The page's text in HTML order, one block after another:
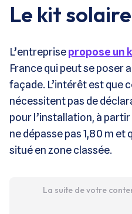
Le kit
L’entreprisepropose un
France qui peut se poser
façade. L’intérêt est que
nécessitent pas de
pour l’installation, à
ne dépasse pas 1,80 m et
situé en zone classée.
La suite de votre